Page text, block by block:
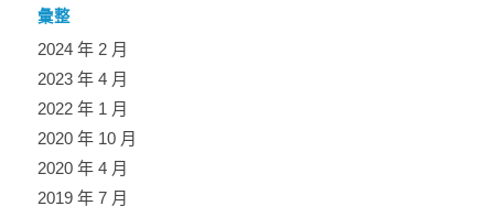
彙整
2024 年 2 月
2023 年 4 月
2022 年 1 月
2020 年 10 月
2020 年 4 月
2019 年 7 月